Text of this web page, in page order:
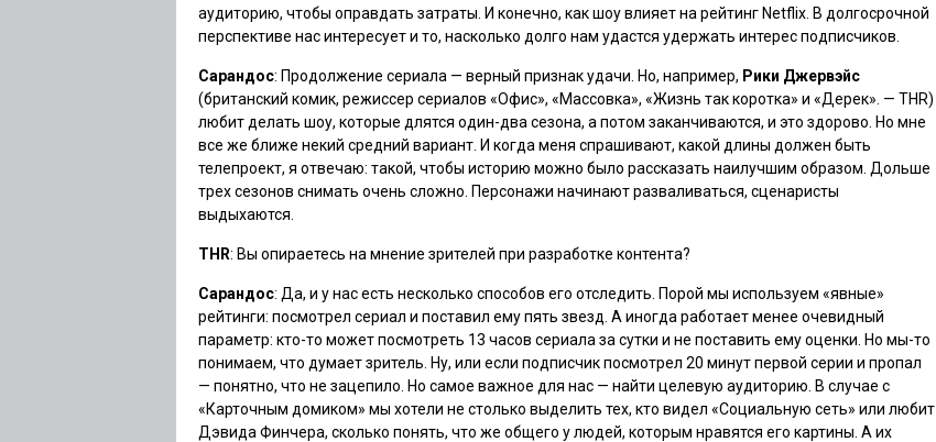
аудиторию, чтобы оправдать затраты. И конечно, как шоу влияет на рейтинг Netflix. В долгосрочной
перспективе нас интересует и то, насколько долго нам удастся удержать интерес подписчиков.
Сарандос: Продолжение сериала — верный признак удачи. Но, например, Рики Джервэйс
(британский комик, режиссер сериалов «Офис», «Массовка», «Жизнь так коротка» и «Дерек». — THR)
любит делать шоу, которые длятся один-два сезона, а потом заканчиваются, и это здорово. Но мне
все же ближе некий средний вариант. И когда меня спрашивают, какой длины должен быть
телепроект, я отвечаю: такой, чтобы историю можно было рассказать наилучшим образом. Дольше
трех сезонов снимать очень сложно. Персонажи начинают разваливаться, сценаристы
выдыхаются.
THR: Вы опираетесь на мнение зрителей при разработке контента?
Сарандос: Да, и у нас есть несколько способов его отследить. Порой мы используем «явные»
рейтинги: посмотрел сериал и поставил ему пять звезд. А иногда работает менее очевидный
параметр: кто-то может посмотреть 13 часов сериала за сутки и не поставить ему оценки. Но мы-то
понимаем, что думает зритель. Ну, или если подписчик посмотрел 20 минут первой серии и пропал
— понятно, что не зацепило. Но самое важное для нас — найти целевую аудиторию. В случае с
«Карточным домиком» мы хотели не столько выделить тех, кто видел «Социальную сеть» или любит
Дэвида Финчера, сколько понять, что же общего у людей, которым нравятся его картины. А их